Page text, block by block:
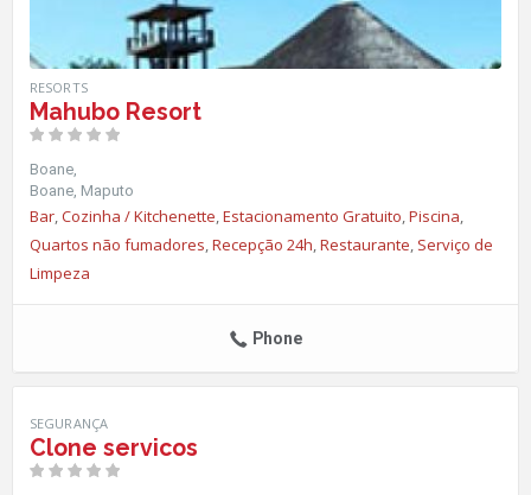
RESORTS
Mahubo Resort
Boane
Boane Maputo
Bar,Cozinha / Kitchenette,Estacionamento Gratuito,Piscina,
Quartos não fumadores,Recepção 24h,Restaurante, Serviço de
Limpeza
Phone
SEGURANÇA
Clone servicos